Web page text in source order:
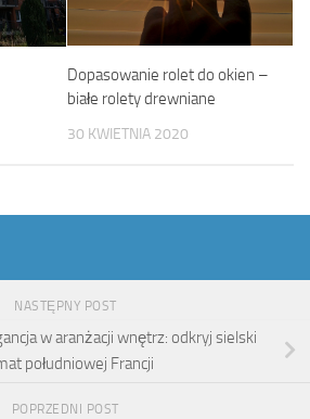
Dopasowanie rolet do okien –
białe rolety drewniane
30 KWIETNIA 2020
NASTĘPNY POST
w aranżacji wnętrz: odkryj sielski
południowej Francji
POPRZEDNI POST